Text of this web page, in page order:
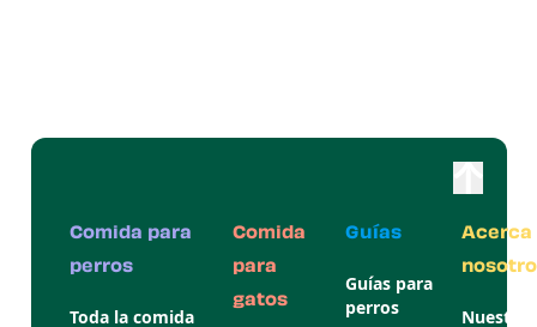
Comida para
perros
Toda la comida
Comida
para
gatos
Guías
Guías para
perros
Acerca
Nuestra